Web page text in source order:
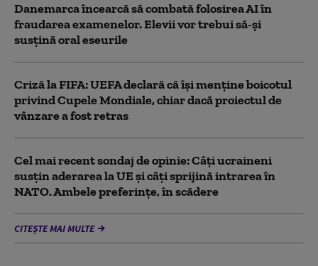
Danemarca încearcă să combată folosirea AI în
fraudarea examenelor. Elevii vor trebui să-şi
susţină oral eseurile
Criză la FIFA: UEFA declară că îşi menţine boicotul
privind Cupele Mondiale, chiar dacă proiectul de
vânzare a fost retras
Cel mai recent sondaj de opinie: Câți ucraineni
susțin aderarea la UE și câți sprijină intrarea în
NATO. Ambele preferințe, în scădere
CITEȘTE MAI MULTE